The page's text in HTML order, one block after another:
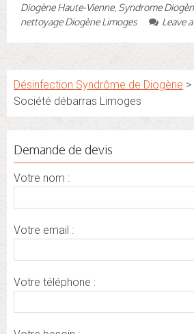
Diogène Haute-Vienne, Syndrome
nettoyage Diogène Limoges
Leave
Désinfection Syndrôme de Diogène >
Société débarras Limoges
Demande de devis
Votre nom :
Votre email :
Votre téléphone :